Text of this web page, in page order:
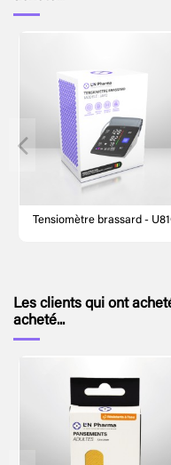
Tensiomètre brassard -
Les clients qui ont
acheté...